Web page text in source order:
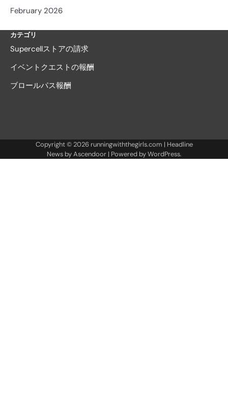
February 2026
カテゴリ
Supercellストアの請求
イベントクエストの報酬
ブロールパス報酬
Copyright © 2026 runningwiththegirls.com | Headline
News byAscendoor| Powered byWordPress.